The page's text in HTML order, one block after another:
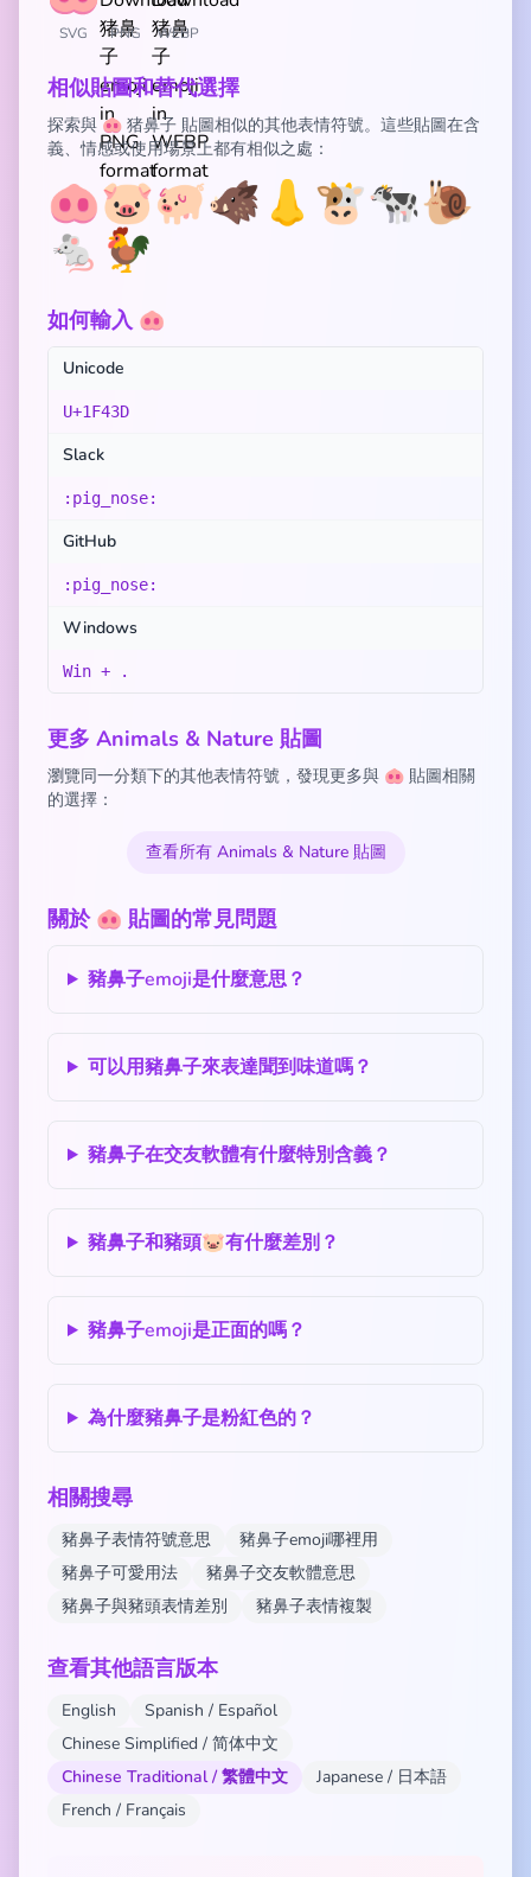
SVG PNG WEBP
相似貼圖和替代選擇
探索與 🐽 猪鼻子 貼圖相似的其他表情符號。這些貼圖在含
義、情感或使用場景上都有相似之處：
🐽🐷🐖🐗 👃 🐮🐄🐌
🐁 🐓
如何輸入 🐽
Unicode
U+1F43D
Slack
:pig_nose:
GitHub
:pig_nose:
Windows
Win + .
更多 Animals & Nature 貼圖
瀏覽同一分類下的其他表情符號，發現更多與 🐽 貼圖相關
的選擇：
查看所有 Animals & Nature 貼圖
關於 🐽 貼圖的常見問題
豬鼻子emoji是什麼意思？
可以用豬鼻子來表達聞到味道嗎？
豬鼻子在交友軟體有什麼特別含義？
豬鼻子和豬頭🐷有什麼差別？
豬鼻子emoji是正面的嗎？
為什麼豬鼻子是粉紅色的？
相關搜尋
豬鼻子表情符號意思
豬鼻子emoji哪裡用
豬鼻子可愛用法
豬鼻子交友軟體意思
豬鼻子與豬頭表情差別
豬鼻子表情複製
查看其他語言版本
English
Spanish / Español
Chinese Simplified / 简体中文
Chinese Traditional / 繁體中文
Japanese / 日本語
French / Français